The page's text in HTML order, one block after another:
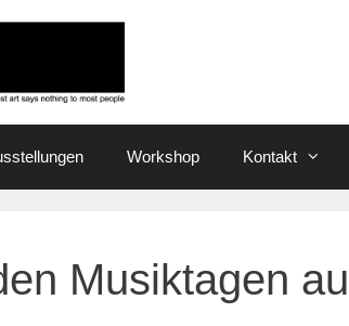
Workshop Kontakt
Musiktagen